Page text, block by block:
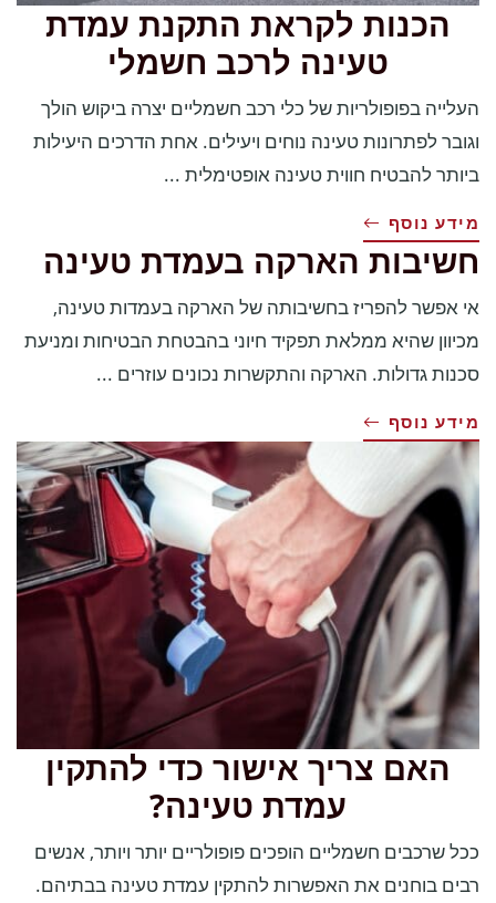
הכנות לקראת התקנת עמדת
טעינה לרכב חשמלי
העלייה בפופולריות של כלי רכב חשמליים יצרה ביקוש הולך
וגובר לפתרונות טעינה נוחים ויעילים. אחת הדרכים היעילות
ביותר להבטיח חווית טעינה אופטימלית ...
מידע נוסף
חשיבות הארקה בעמדת טעינה
אי אפשר להפריז בחשיבותה של הארקה בעמדות טעינה,
מכיוון שהיא ממלאת תפקיד חיוני בהבטחת הבטיחות ומניעת
סכנות גדולות. הארקה והתקשרות נכונים עוזרים ...
מידע נוסף
האם צריך אישור כדי להתקין
עמדת טעינה?
ככל שרכבים חשמליים הופכים פופולריים יותר ויותר, אנשים
רבים בוחנים את האפשרות להתקין עמדת טעינה בבתיהם.